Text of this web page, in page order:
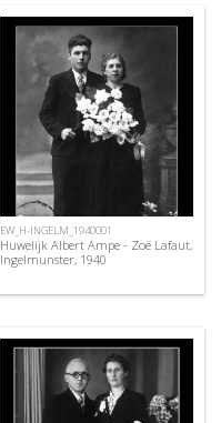
EW_H-INGELM_1940001
Huwelijk Albert Ampe - Zoë Lafaut,
Ingelmunster, 1940